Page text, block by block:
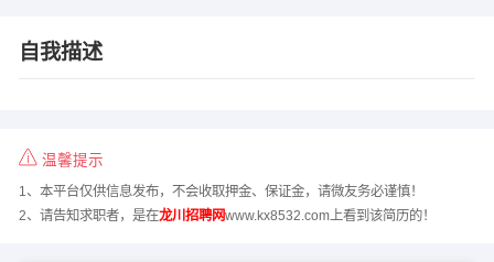
自我描述
温馨提示
1、本平台仅供信息发布，不会收取押金、保证金，请微友务必谨慎！
2、请告知求职者，是在龙川招聘网www.kx8532.com上看到该简历的！